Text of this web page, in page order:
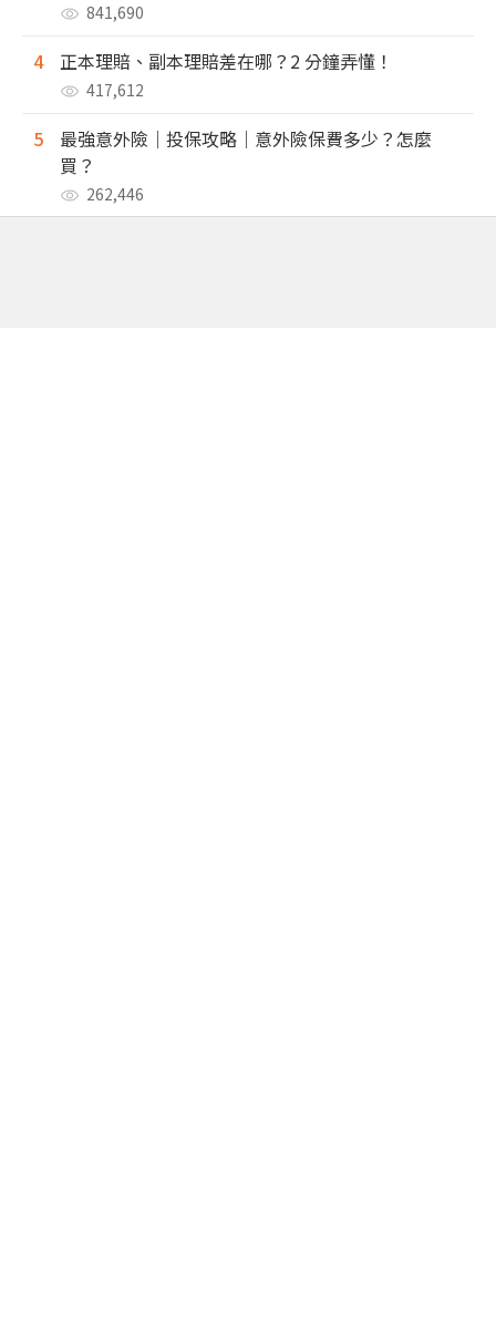
841,690
4 正本理賠、副本理賠差在哪？2 分鐘弄懂！
417,612
5
最強意外險｜投保攻略｜意外險保費多少？怎麼
買？
262,446